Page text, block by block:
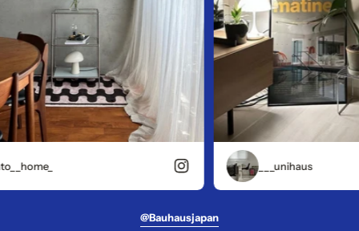
___unihaus
@bauhausjapan